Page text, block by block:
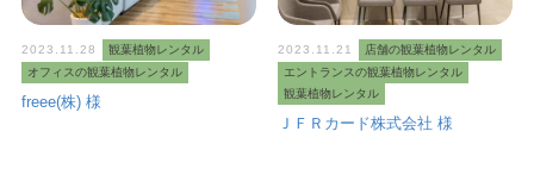
freee(株) 様
2023.11.28
観葉植物レンタル
オフィスの観葉植物レンタル
ＪＦＲカード株式会社 様
2023.11.21
店舗の観葉植物レンタル
エントランスの観葉植物レンタル
観葉植物レンタル